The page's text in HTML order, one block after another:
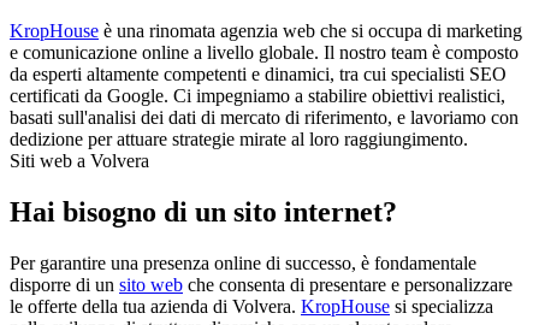
KropHouse è una rinomata agenzia web che si occupa di marketing
e comunicazione online a livello globale. Il nostro team è composto
da esperti altamente competenti e dinamici, tra cui specialisti SEO
certificati da Google. Ci impegniamo a stabilire obiettivi realistici,
basati sull'analisi dei dati di mercato di riferimento, e lavoriamo con
dedizione per attuare strategie mirate al loro raggiungimento.
Siti web a Volvera
Hai bisogno di un sito internet?
Per garantire una presenza online di successo, è fondamentale
disporre di un sito web che consenta di presentare e personalizzare
le offerte della tua azienda di Volvera. KropHouse si specializza